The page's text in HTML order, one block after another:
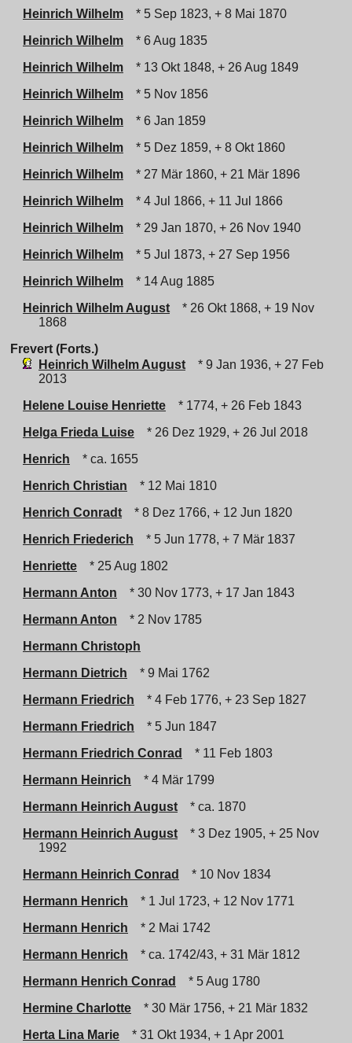
Heinrich Wilhelm
* 5 Sep 1823, + 8 Mai 1870
Heinrich Wilhelm
* 6 Aug 1835
Heinrich Wilhelm
* 13 Okt 1848, + 26 Aug 1849
Heinrich Wilhelm
* 5 Nov 1856
Heinrich Wilhelm
* 6 Jan 1859
Heinrich Wilhelm
* 5 Dez 1859, + 8 Okt 1860
Heinrich Wilhelm
* 27 Mär 1860, + 21 Mär 1896
Heinrich Wilhelm
* 4 Jul 1866, + 11 Jul 1866
Heinrich Wilhelm
* 29 Jan 1870, + 26 Nov 1940
Heinrich Wilhelm
* 5 Jul 1873, + 27 Sep 1956
Heinrich Wilhelm
* 14 Aug 1885
Heinrich Wilhelm August
* 26 Okt 1868, + 19 Nov
1868
Frevert (Forts.)
Heinrich Wilhelm August
* 9 Jan 1936, + 27 Feb
2013
Helene Louise Henriette
* 1774, + 26 Feb 1843
Helga Frieda Luise
* 26 Dez 1929, + 26 Jul 2018
Henrich
* ca. 1655
Henrich Christian
* 12 Mai 1810
Henrich Conradt
* 8 Dez 1766, + 12 Jun 1820
Henrich Friederich
* 5 Jun 1778, + 7 Mär 1837
Henriette
* 25 Aug 1802
Hermann Anton
* 30 Nov 1773, + 17 Jan 1843
Hermann Anton
* 2 Nov 1785
Hermann Christoph
Hermann Dietrich
* 9 Mai 1762
Hermann Friedrich
* 4 Feb 1776, + 23 Sep 1827
Hermann Friedrich
* 5 Jun 1847
Hermann Friedrich Conrad
* 11 Feb 1803
Hermann Heinrich
* 4 Mär 1799
Hermann Heinrich August
* ca. 1870
Hermann Heinrich August
* 3 Dez 1905, + 25 Nov
1992
Hermann Heinrich Conrad
* 10 Nov 1834
Hermann Henrich
* 1 Jul 1723, + 12 Nov 1771
Hermann Henrich
* 2 Mai 1742
Hermann Henrich
* ca. 1742/43, + 31 Mär 1812
Hermann Henrich Conrad
* 5 Aug 1780
Hermine Charlotte
* 30 Mär 1756, + 21 Mär 1832
Herta Lina Marie
* 31 Okt 1934, + 1 Apr 2001